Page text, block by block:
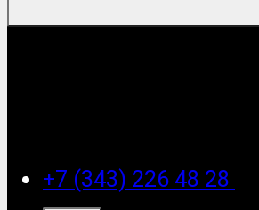
+7 (343) 226 48 28